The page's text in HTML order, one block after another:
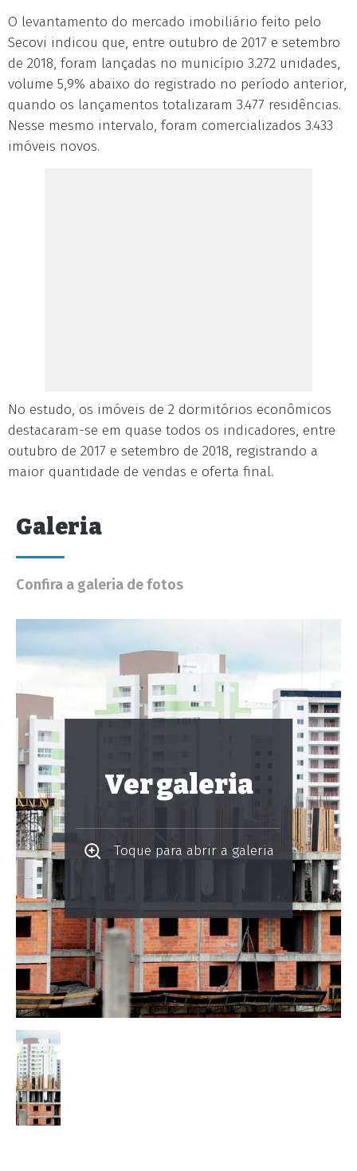
O levantamento do mercado imobiliário feito pelo
Secovi indicou que, entre outubro de 2017 e setembro
de 2018, foram lançadas no município 3.272 unidades,
volume 5,9% abaixo do registrado no período anterior,
quando os lançamentos totalizaram 3.477 residências.
Nesse mesmo intervalo, foram comercializados 3.433
imóveis novos.
No estudo, os imóveis de 2 dormitórios econômicos
destacaram-se em quase todos os indicadores, entre
outubro de 2017 e setembro de 2018, registrando a
maior quantidade de vendas e oferta final.
Galeria
Confira a galeria de fotos
Ver galeria
Toque para abrir a galeria